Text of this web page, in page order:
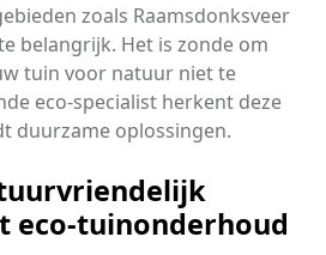
zoals Raamsdonksveer
belangrijk. Het is zonde om
tuin voor natuur niet te
eco-specialist herkent deze
duurzame oplossingen.
eco-tuinonderhoud